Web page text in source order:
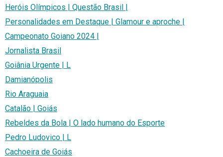
Heróis Olímpicos | Questão Brasil |
Personalidades em Destaque | Glamour e aproche |
Campeonato Goiano 2024 |
Jornalista Brasil
Goiânia Urgente | L
Damianópolis
Rio Araguaia
Catalão | Goiás
Rebeldes da Bola | O lado humano do Esporte
Pedro Ludovico | L
Cachoeira de Goiás